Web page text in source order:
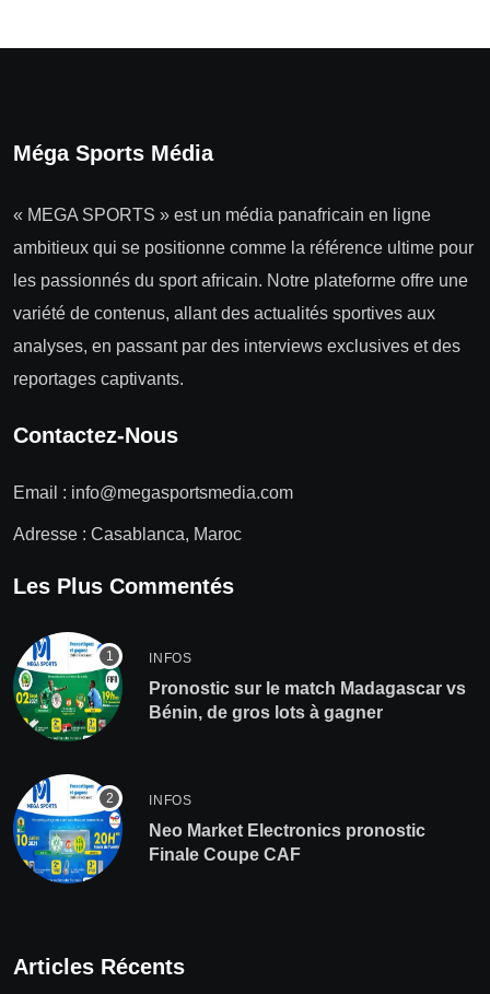
Méga Sports Média
« MEGA SPORTS » est un média panafricain en ligne
ambitieux qui se positionne comme la référence ultime pour
les passionnés du sport africain. Notre plateforme offre une
variété de contenus, allant des actualités sportives aux
analyses, en passant par des interviews exclusives et des
reportages captivants.
Contactez-Nous
Email : info@megasportsmedia.com
Adresse : Casablanca, Maroc
Les Plus Commentés
INFOS
Pronostic sur le match Madagascar vs
Bénin, de gros lots à gagner
INFOS
Neo Market Electronics pronostic
Finale Coupe CAF
Articles Récents